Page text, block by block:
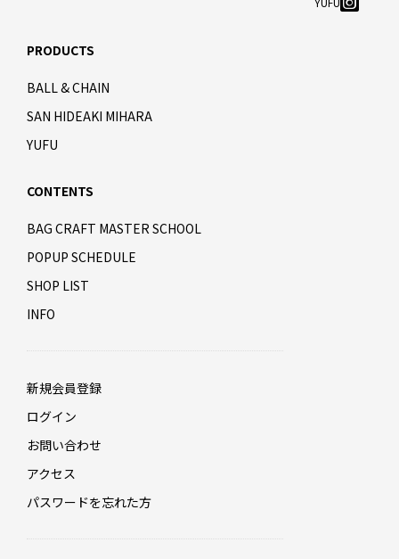
PRODUCTS
BALL & CHAIN
SAN HIDEAKI MIHARA
YUFU
CONTENTS
BAG CRAFT MASTER SCHOOL
POPUP SCHEDULE
SHOP LIST
INFO
新規会員登録
ログイン
お問い合わせ
アクセス
パスワードを忘れた方